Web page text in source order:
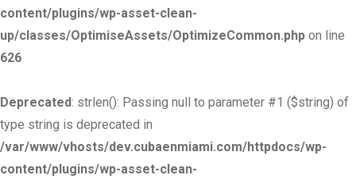
content/plugins/wp-asset-clean-
up/classes/OptimiseAssets/OptimizeCommon.php on line
626
Deprecated: strlen(): Passing null to parameter #1 ($string) of
type string is deprecated in
/var/www/vhosts/dev.cubaenmiami.com/httpdocs/wp-
content/plugins/wp-asset-clean-